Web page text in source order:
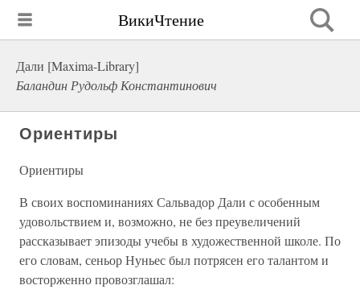
ВикиЧтение
Дали [Maxima-Library]
Баландин Рудольф Константинович
Ориентиры
Ориентиры
В своих воспоминаниях Сальвадор Дали с особенным
удовольствием и, возможно, не без преувеличений
рассказывает эпизоды учебы в художественной школе. По
его словам, сеньор Нуньес был потрясен его талантом и
восторженно провозглашал: